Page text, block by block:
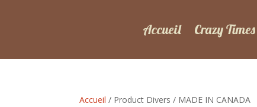
Accueil Crazy
Accueil / Product Divers / MADE IN CANADA